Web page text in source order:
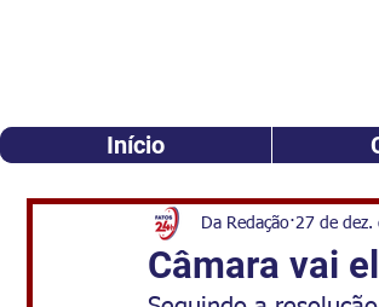
Início
Câmara vai
Da Redação 27 de dez.